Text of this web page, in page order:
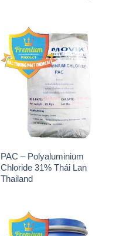
PAC – Polyaluminium
Chloride 31% Thái Lan
Thailand